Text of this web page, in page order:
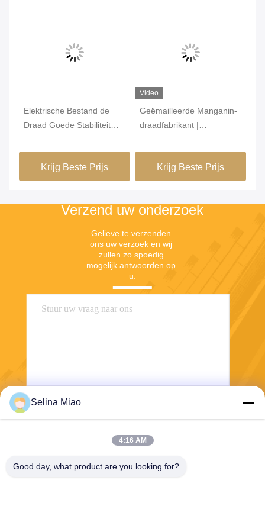
Elektrische Bestand de
Draad Goede Stabiliteit
voor Zenderweerstand
Krijg Beste Prijs
Video
Geëmailleerde Manganin-
draadfabrikant |
draad 6J12 6J8 6J11 6J13
Krijg Beste Prijs
Verzend uw onderzoek
Gelieve te verzenden
ons uw verzoek en wij
zullen zo spoedig
mogelijk antwoorden op
u.
Selina Miao
4:16 AM
Good day, what product are you looking for?